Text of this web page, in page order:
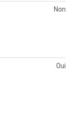
Non
Oui